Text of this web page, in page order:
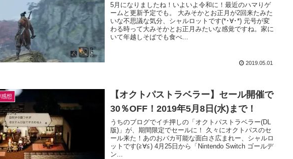
5月になりましたね！いよいよ令和に！最近のハマりゲ
ームと更新予定でも。 大みそかとお正月が2回来たみた
いな不思議な気分、シャルロットです(*･∀･*) 元号が変
わる時って大みそかとお正月みたいな感覚ですね。家に
いて年越しそばでも食べ...
2019.05.01
想
【オクトパストラベラー】セール開催で
30％OFF！2019年5月8日(水)まで！
うちのブログでイチ押しの「オクトパストラベラー(DL
版)」が、期間限定でセールに！ 久々にオクトパスのセ
ール来た！あのおバカ可能な面白さ広まれー、シャルロ
ットです(≧∀≦) 4月25日から「Nintendo Switch ゴールデ
ン...